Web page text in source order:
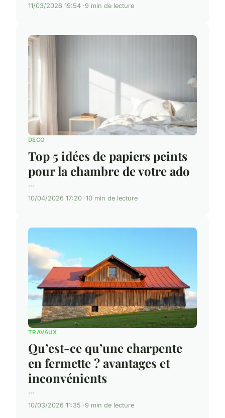
11/03/2026 19:54 9 min de lecture
DECO
Top 5 idées de papiers peints
pour la chambre de votre ado
...
10/04/2026 17:20 10 min de lecture
TRAVAUX
Qu’est-ce qu’une charpente
en fermette ? avantages et
inconvénients
...
10/03/2026 11:35 9 min de lecture